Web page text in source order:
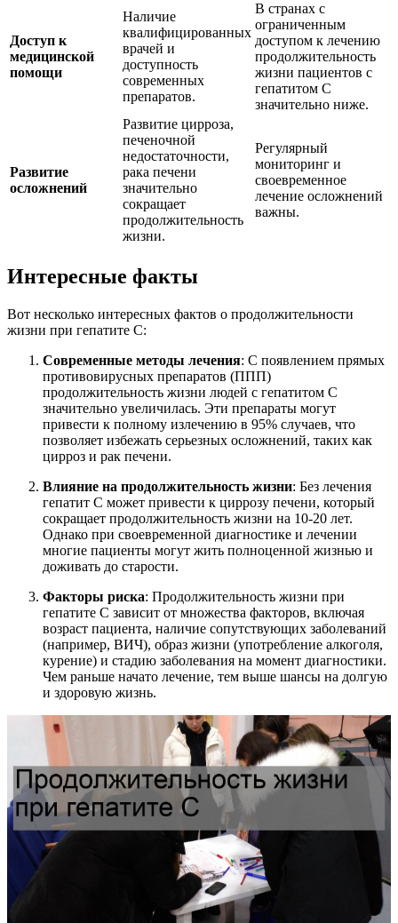
Доступ к
медицинской
помощи
Наличие
квалифицированных
врачей и
доступность
современных
препаратов.
В странах с
ограниченным
доступом к лечению
продолжительность
жизни пациентов с
гепатитом С
значительно ниже.
Развитие
осложнений
Развитие цирроза,
печеночной
недостаточности,
рака печени
значительно
сокращает
продолжительность
жизни.
Регулярный
мониторинг и
своевременное
лечение осложнений
важны.
Интересные факты
Вот несколько интересных фактов о продолжительности
жизни при гепатите С:
Современные методы лечения: С появлением прямых
противовирусных препаратов (ППП)
продолжительность жизни людей с гепатитом С
значительно увеличилась. Эти препараты могут
привести к полному излечению в 95% случаев, что
позволяет избежать серьезных осложнений, таких как
цирроз и рак печени.
Влияние на продолжительность жизни: Без лечения
гепатит С может привести к циррозу печени, который
сокращает продолжительность жизни на 10-20 лет.
Однако при своевременной диагностике и лечении
многие пациенты могут жить полноценной жизнью и
доживать до старости.
Факторы риска: Продолжительность жизни при
гепатите С зависит от множества факторов, включая
возраст пациента, наличие сопутствующих заболеваний
(например, ВИЧ), образ жизни (употребление алкоголя,
курение) и стадию заболевания на момент диагностики.
Чем раньше начато лечение, тем выше шансы на долгую
и здоровую жизнь.